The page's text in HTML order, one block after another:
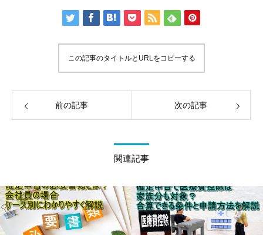
この記事のタイトルとURLをコピーする
前の記事 次の記事
関連記事